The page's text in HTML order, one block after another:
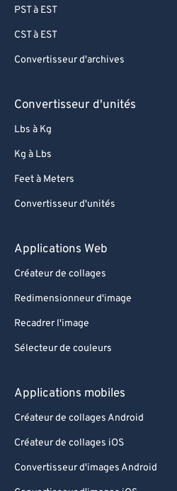
PST à EST
CST à EST
Convertisseur d'archives
Convertisseur d'unités
Lbs à Kg
Kg à Lbs
Feet à Meters
Convertisseur d'unités
Applications Web
Créateur de collages
Redimensionneur d'image
Recadrer l'image
Sélecteur de couleurs
Applications mobiles
Créateur de collages Android
Créateur de collages iOS
Convertisseur d'images Android